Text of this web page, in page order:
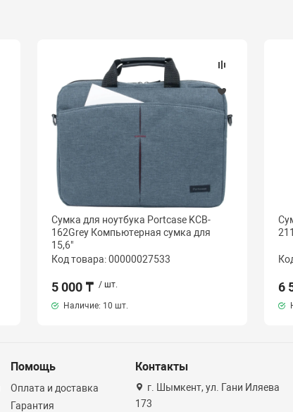
Сумка для ноутбука Portcase KCB-
162Grey Компьютерная сумка для
15,6"
Код товара: 00000027533
5 000 ₸ / шт.
Наличие: 10 шт.
6
Помощь
Оплата и доставка
Гарантия
Контакты
г. Шымкент, ул. Гани Иляева
173